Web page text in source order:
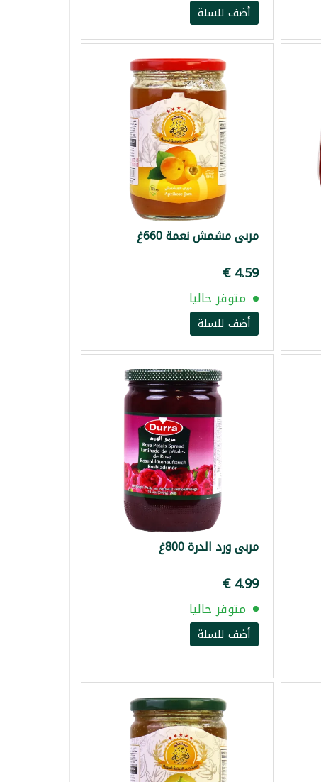
أضف للسلة
مربى مشمش نعمة 660غ
‏4.59 €
متوفر حاليا
أضف للسلة
مربى ورد الدرة 800غ
‏4.99 €
متوفر حاليا
أضف للسلة